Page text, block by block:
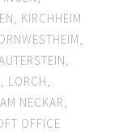
, KIRCHHEIM
,
,
, LORCH,
NECKAR,
OFFICE